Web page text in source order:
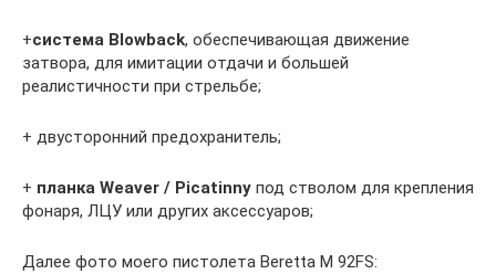
+система Blowback, обеспечивающая движение
затвора, для имитации отдачи и большей
реалистичности при стрельбе;
+ двусторонний предохранитель;
+ планка Weaver / Picatinny под стволом для крепления
фонаря, ЛЦУ или других аксессуаров;
Далее фото моего пистолета Beretta M 92FS: